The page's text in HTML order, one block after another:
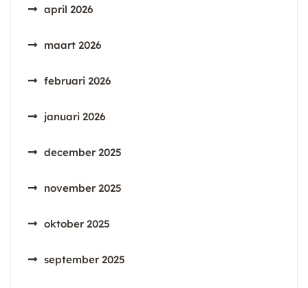
april 2026
maart 2026
februari 2026
januari 2026
december 2025
november 2025
oktober 2025
september 2025